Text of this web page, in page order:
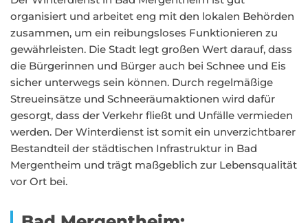
organisiert und arbeitet eng mit den lokalen Behörden
zusammen, um ein reibungsloses Funktionieren zu
gewährleisten. Die Stadt legt großen Wert darauf, dass
die Bürgerinnen und Bürger auch bei Schnee und Eis
sicher unterwegs sein können. Durch regelmäßige
Streueinsätze und Schneeräumaktionen wird dafür
gesorgt, dass der Verkehr fließt und Unfälle vermieden
werden. Der Winterdienst ist somit ein unverzichtbarer
Bestandteil der städtischen Infrastruktur in Bad
Mergentheim und trägt maßgeblich zur Lebensqualität
vor Ort bei.